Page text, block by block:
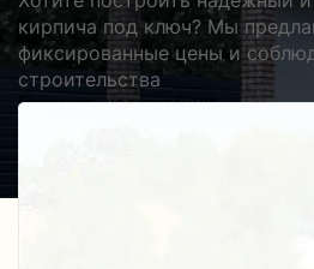
кирпича под ключ? Мы
фиксированные цены и
строительства
Получить косультацию